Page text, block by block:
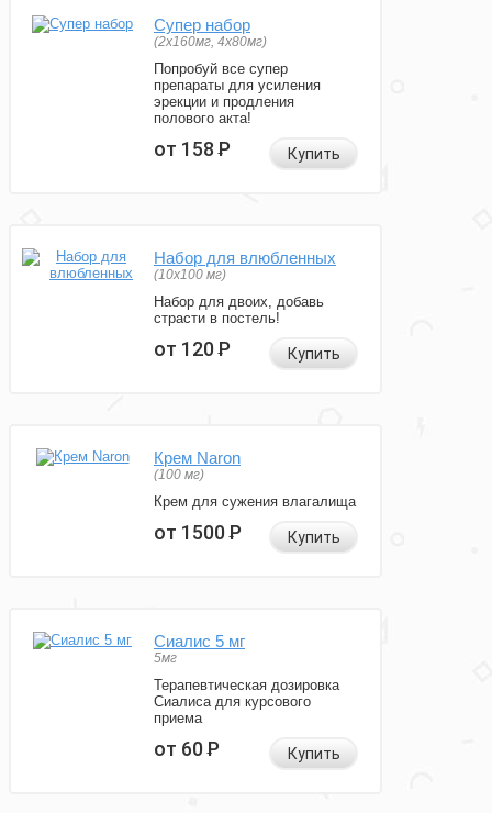
Супер набор
(2х160мг, 4х80мг)
Попробуй все супер
препараты для усиления
эрекции и продления
полового акта!
от 158Р Купить
Набор для влюбленных
(10х100 мг)
Набор для двоих, добавь
страсти в постель!
от 120Р Купить
Крем Naron
(100 мг)
Крем для сужения влагалища
от 1500Р Купить
Сиалис 5 мг
5мг
Терапевтическая дозировка
Сиалиса для курсового
приема
от 60Р Купить